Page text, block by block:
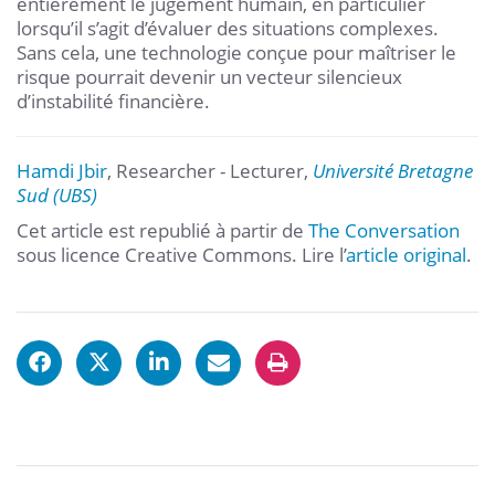
lorsqu’il s’agit d’évaluer des situations complexes.
Sans cela, une technologie conçue pour maîtriser le
risque pourrait devenir un vecteur silencieux
d’instabilité financière.
Hamdi Jbir, Researcher - Lecturer, Université Bretagne
Sud (UBS)
Cet article est republié à partir de The Conversation
sous licence Creative Commons. Lire l’article original.